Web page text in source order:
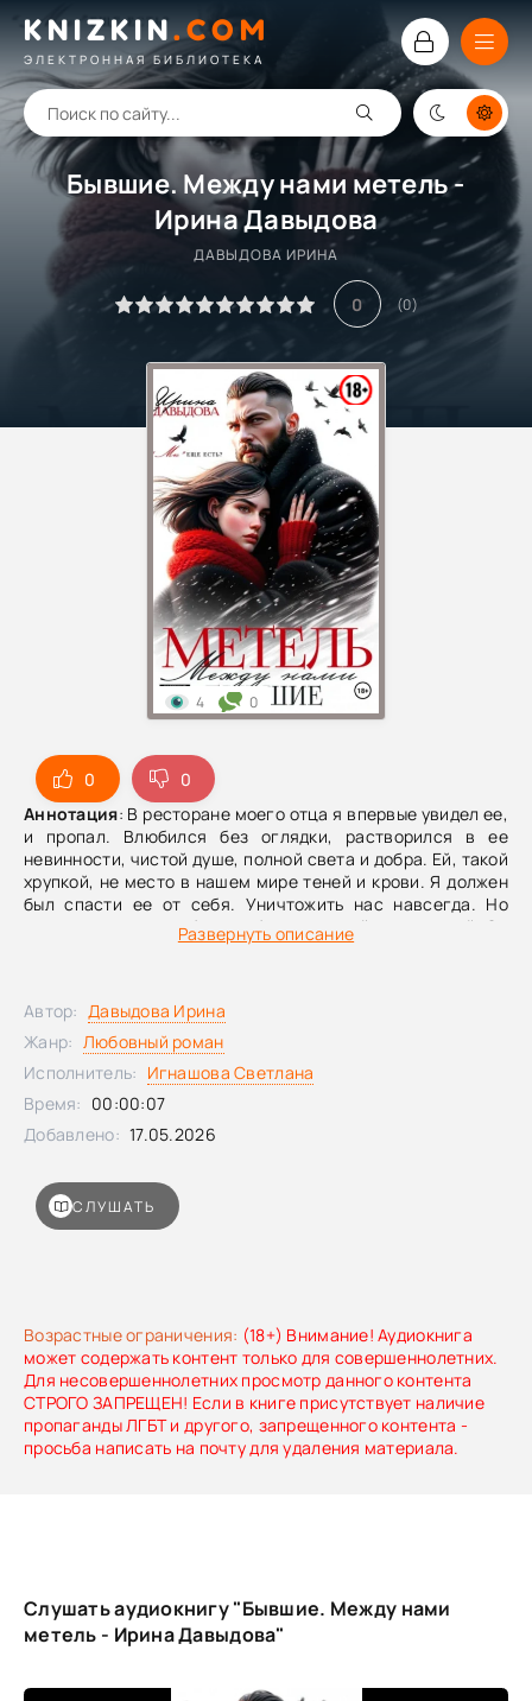
KNIZKIN.COM
ЭЛЕКТРОННАЯ БИБЛИОТЕКА
Бывшие. Между нами метель -
Ирина Давыдова
ДАВЫДОВА ИРИНА
0 (0)
0
0
Аннотация: В ресторане моего отца я впервые увидел ее,
и пропал. Влюбился без оглядки, растворился в ее
невинности, чистой душе, полной света и добра. Ей, такой
хрупкой, не место в нашем мире теней и крови. Я должен
был спасти ее от себя. Уничтожить нас навсегда. Но
вместо спасения обрек себя на вечный ад мучений…Он
исчез, вырвав кусок моего сердца, оставив рваную метку,
той тайне, что я унесла под сердцем… Тайне, которая
разрывает меня изнутри всю жизнь…История стара, как
мир, но с новыми, острыми гранями боли. Боли, что
раздирает нутро на части.
Развернуть описание
Возрастные ограничения: (18+) Внимание! Аудиокнига
может содержать контент только для совершеннолетних.
Для несовершеннолетних просмотр данного контента
СТРОГО ЗАПРЕЩЕН! Если в книге присутствует наличие
пропаганды ЛГБТ и другого, запрещенного контента -
просьба написать на почту для удаления материала.
4 0
СЛУШАТЬ
Автор: Давыдова Ирина
Жанр: Любовный роман
Исполнитель: Игнашова Светлана
Время: 00:00:07
Добавлено: 17.05.2026
Слушать аудиокнигу "Бывшие. Между нами
метель - Ирина Давыдова"